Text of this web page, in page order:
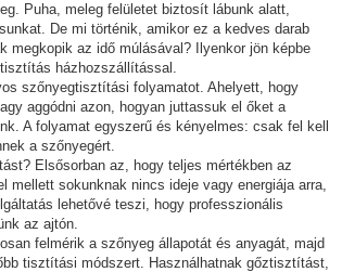
Puha, meleg felületet biztosít lábunk alatt,
De mi történik, amikor ez a kedves darab
megkopik az idő múlásával? Ilyenkor jön képbe
házhozszállítással.
szőnyegtisztítási folyamatot. Ahelyett, hogy
aggódni azon, hogyan juttassuk el őket a
A folyamat egyszerű és kényelmes: csak fel kell
a szőnyegért.
Elsősorban az, hogy teljes mértékben az
mellett sokunknak nincs ideje vagy energiája arra,
lehetővé teszi, hogy professzionális
az ajtón.
felmérik a szőnyeg állapotát és anyagát, majd
tisztítási módszert. Használhatnak gőztisztítást,